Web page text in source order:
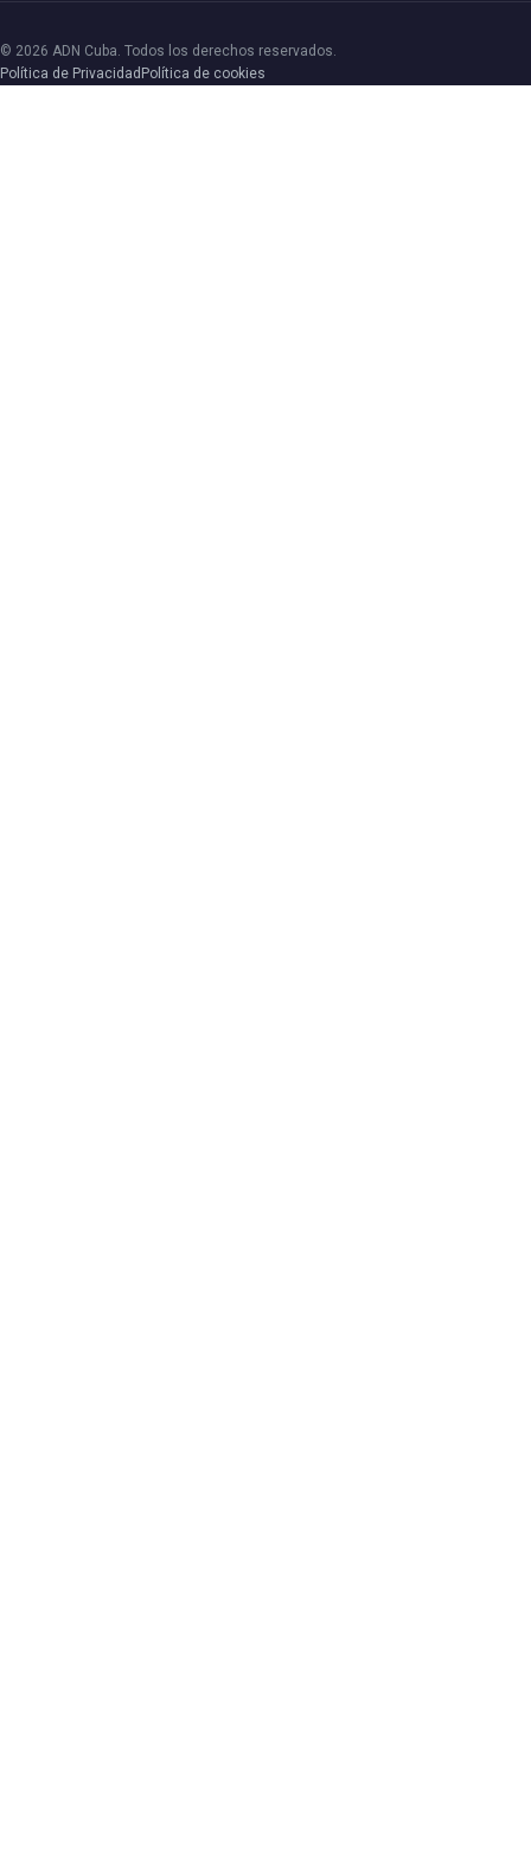
© 2026 ADN Cuba. Todos los derechos reservados.
Política de Privacidad Política de cookies